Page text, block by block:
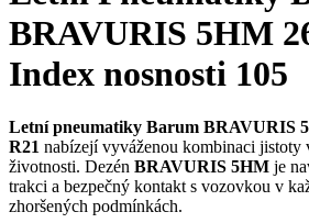
BRAVURIS 5HM
Index nosnosti 105
Letní pneumatiky Barum BRAVURIS
R21 nabízejí vyváženou kombinaci jistoty
životnosti. Dezén BRAVURIS 5HM je
trakci a bezpečný kontakt s vozovkou v
zhoršených podmínkách.